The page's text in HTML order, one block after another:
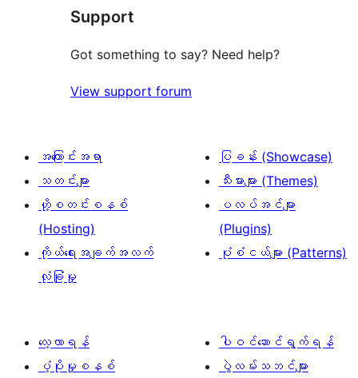
Support
Got something to say? Need help?
View support forum
အကြောင်းအရာ
သတင်းများ
ဟို့စတင်းစနစ်
(Hosting)
ကိုယ်ရေးအချက်အလက်
လုံခြုံမှု
ပြခန်း (Showcase)
သီးမားများ (Themes)
ပလပ်အင်များ
(Plugins)
ပုံစံငယ်များ (Patterns)
လေ့လာရန်
ပံ့ပိုးမှုစနစ်
ပါဝင်ဆောင်ရွက်ရန်
ပွဲလမ်းသဘင်များ